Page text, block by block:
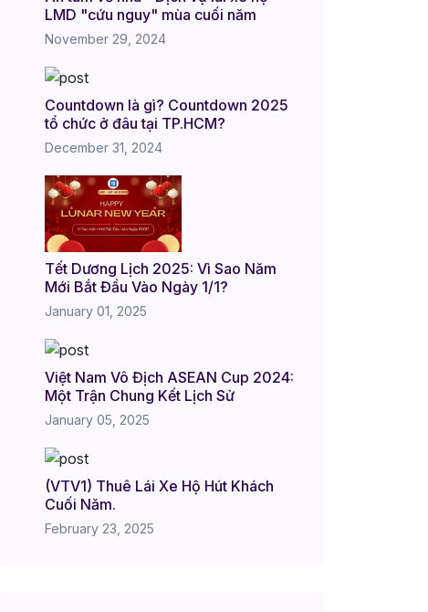
LMD "cứu nguy" mùa cuối năm
November 29, 2024
Countdown là gì? Countdown 2025
tổ chức ở đâu tại TP.HCM?
December 31, 2024
Tết Dương Lịch 2025: Vì Sao Năm
Mới Bắt Đầu Vào Ngày 1/1?
January 01, 2025
Việt Nam Vô Địch ASEAN Cup 2024:
Một Trận Chung Kết Lịch Sử
January 05, 2025
(VTV1) Thuê Lái Xe Hộ Hút Khách
Cuối Năm.
February 23, 2025